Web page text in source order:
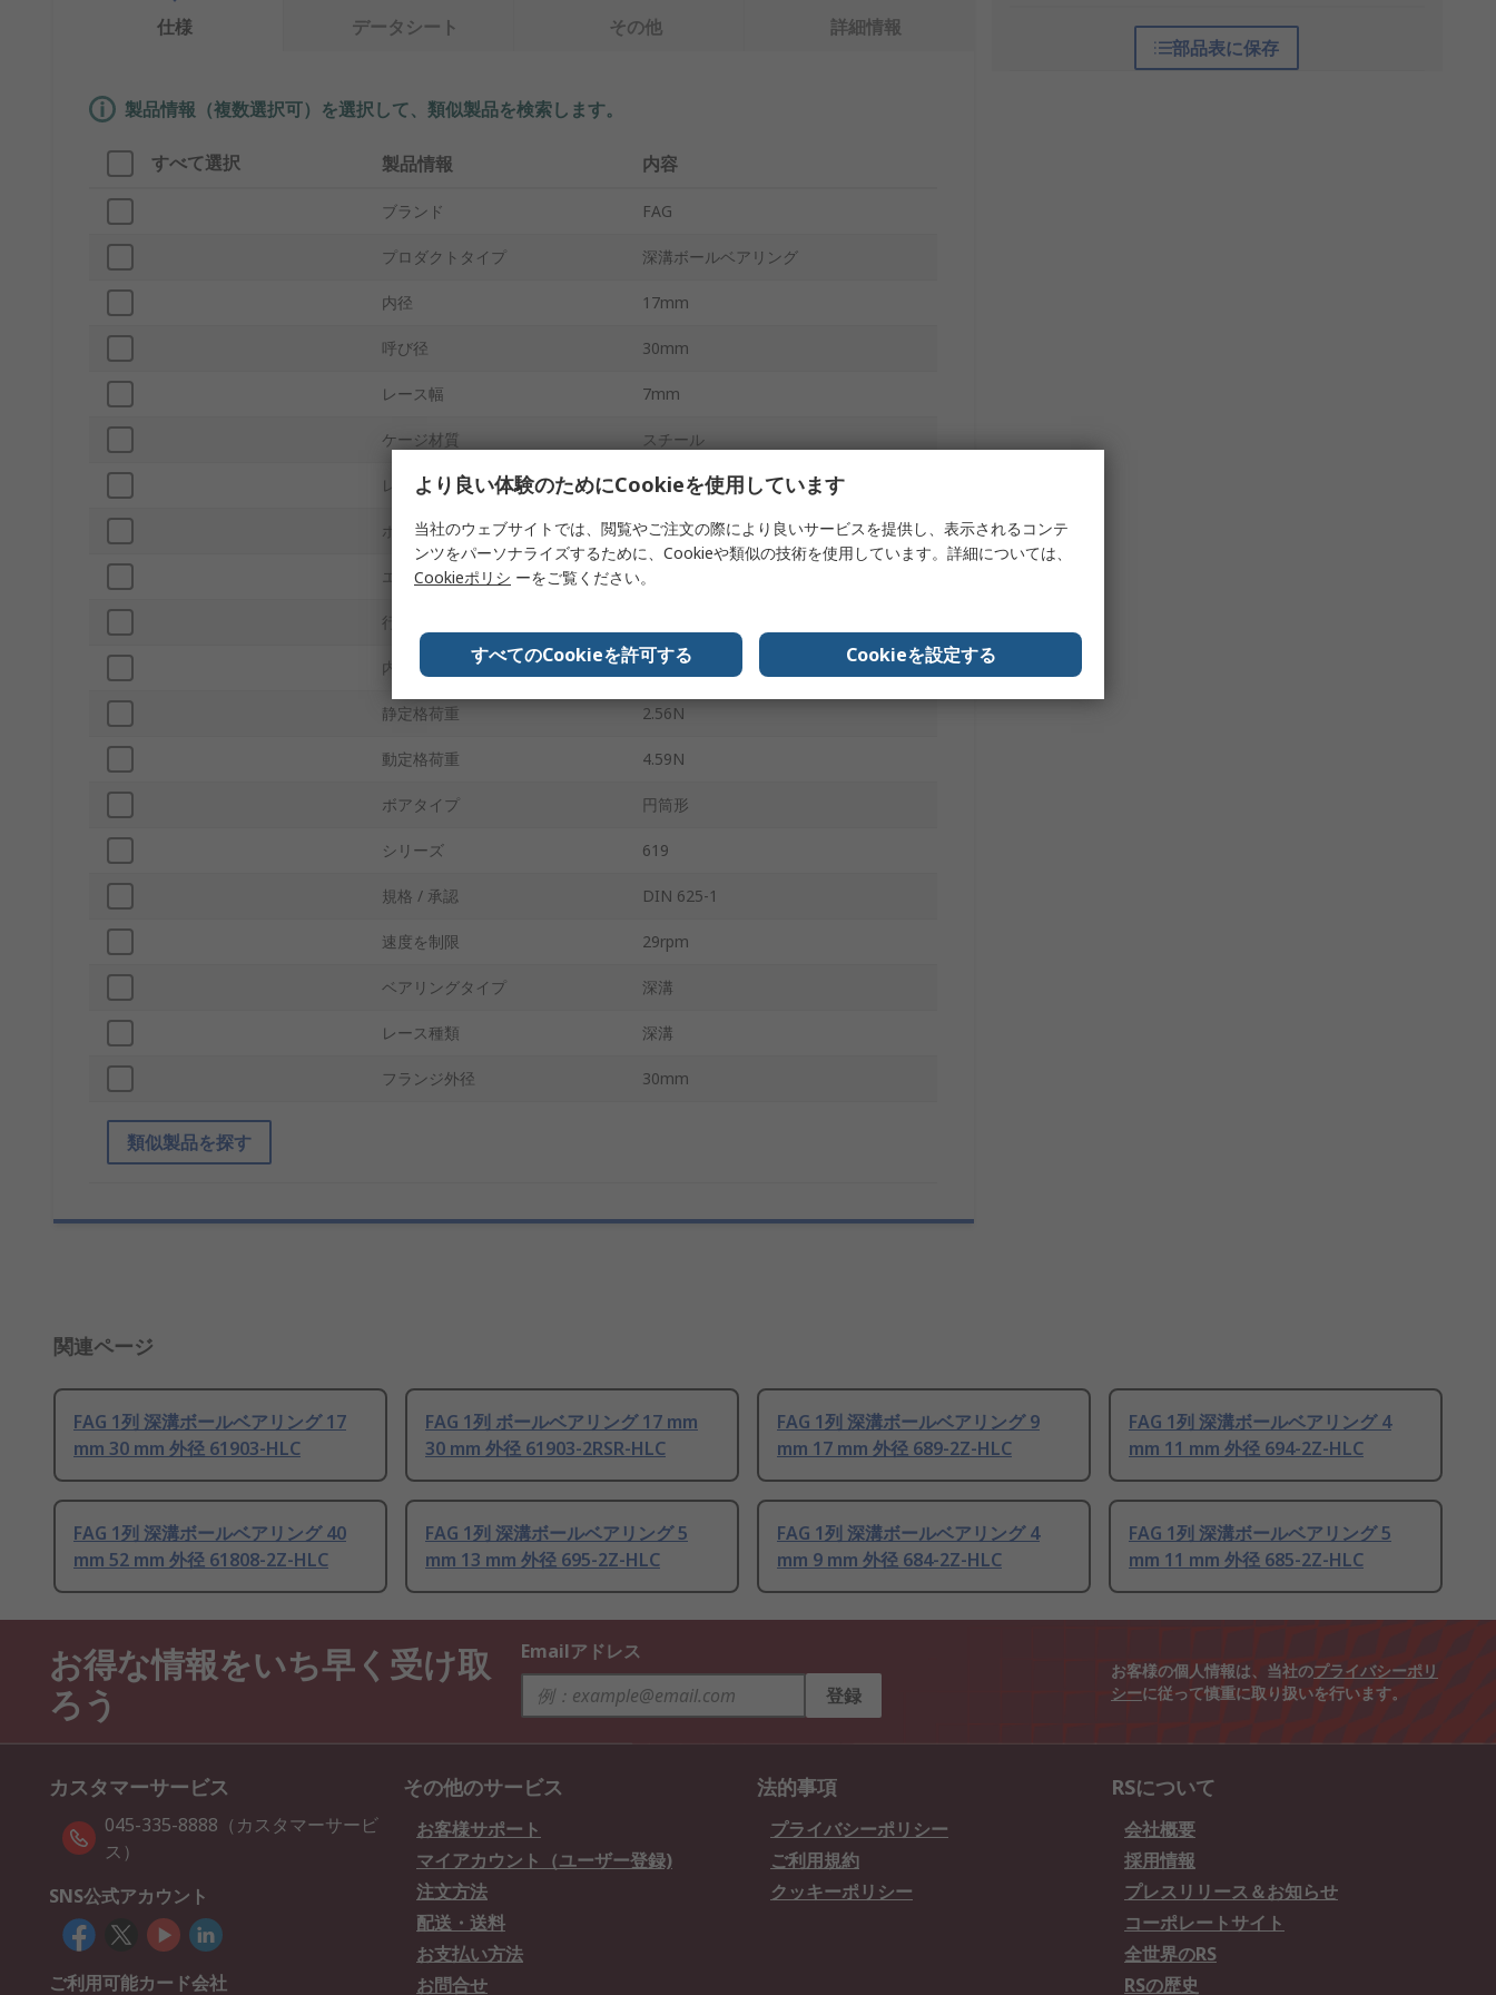
部品表に保存
仕様 データシート その他 詳細情報
製品情報（複数選択可）を選択して、類似製品を検索します。
すべて選択 製品情報 内容
ブランド FAG
プロダクトタイプ 深溝ボールベアリング
内径 17mm
呼び径 30mm
レース幅 7mm
ケージ材質 スチール
レース素材 スチール
ボール材質 スチール
エンドタイプ 二重シールド
行数
内部クリアランス Normal
静定格荷重 2.56N
動定格荷重 4.59N
ボアタイプ 円筒形
シリーズ 619
規格 / 承認 DIN 625-1
速度を制限 29rpm
ベアリングタイプ 深溝
レース種類 深溝
フランジ外径 30mm
類似製品を探す
関連ページ
FAG 1列 深溝ボールベアリング 17
mm 30 mm 外径 61903-HLC
FAG 1列 ボールベアリング 17 mm
30 mm 外径 61903-2RSR-HLC
FAG 1列 深溝ボールベアリング 9
mm 17 mm 外径 689-2Z-HLC
FAG 1列 深溝ボールベアリング 4
mm 11 mm 外径 694-2Z-HLC
FAG 1列 深溝ボールベアリング 40
mm 52 mm 外径 61808-2Z-HLC
FAG 1列 深溝ボールベアリング 5
mm 13 mm 外径 695-2Z-HLC
FAG 1列 深溝ボールベアリング 4
mm 9 mm 外径 684-2Z-HLC
FAG 1列 深溝ボールベアリング 5
mm 11 mm 外径 685-2Z-HLC
お得な情報をいち早く受け取
ろう
Emailアドレス
登録
お客様の個人情報は、当社のプライバシーポリ
シーに従って慎重に取り扱いを行います。
カスタマーサービス
045-335-8888（カスタマーサービ
ス）
SNS公式アカウント
ご利用可能カード会社
その他のサービス
お客様サポート
マイアカウント（ユーザー登録)
注文方法
配送・送料
お支払い方法
お問合せ
法的事項
プライバシーポリシー
ご利用規約
クッキーポリシー
RSについて
会社概要
採用情報
プレスリリース＆お知らせ
コーポレートサイト
全世界のRS
RSの歴史
より良い体験のためにCookieを使用しています
当社のウェブサイトでは、閲覧やご注文の際により良いサービスを提供し、表示されるコンテ
ンツをパーソナライズするために、Cookieや類似の技術を使用しています。詳細については、
Cookieポリシ ーをご覧ください。
すべてのCookieを許可する Cookieを設定する